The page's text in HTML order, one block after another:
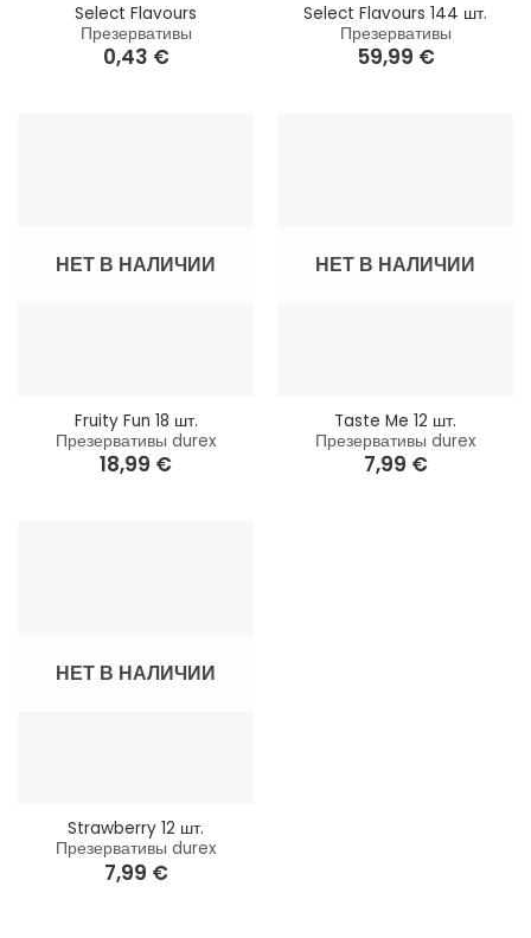
Select Flavours
Презервативы
0,43 €
Select Flavours 144 шт.
Презервативы
59,99 €
НЕТ В НАЛИЧИИ
Fruity Fun 18 шт.
Презервативы durex
18,99 €
НЕТ В НАЛИЧИИ
Taste Me 12 шт.
Презервативы durex
7,99 €
НЕТ В НАЛИЧИИ
Strawberry 12 шт.
Презервативы durex
7,99 €